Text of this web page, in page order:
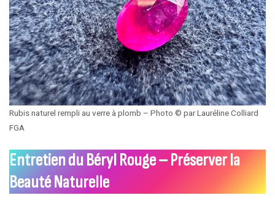
Rubis naturel rempli au verre à plomb – Photo © par Lauréline Colliard
FGA
Entretien du Béryl Rouge – Préserver la
Beauté Naturelle